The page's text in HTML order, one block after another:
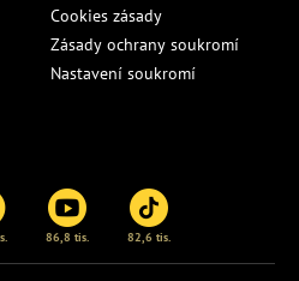
Cookies zásady
Zásady ochrany soukromí
Nastavení soukromí
86,8 tis. 82,6 tis.